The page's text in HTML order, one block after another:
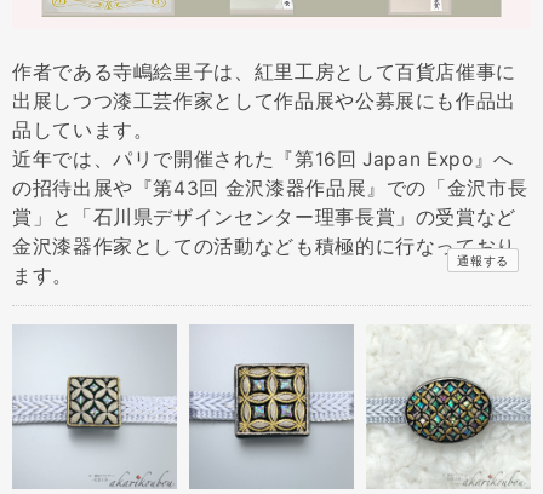
作者である寺嶋絵里子は、紅里工房として百貨店催事に
出展しつつ漆工芸作家として作品展や公募展にも作品出
品しています。
近年では、パリで開催された『第16回 Japan Expo』へ
の招待出展や『第43回 金沢漆器作品展』での「金沢市長
賞」と「石川県デザインセンター理事長賞」の受賞など
金沢漆器作家としての活動なども積極的に行なっており
ます。
通報する